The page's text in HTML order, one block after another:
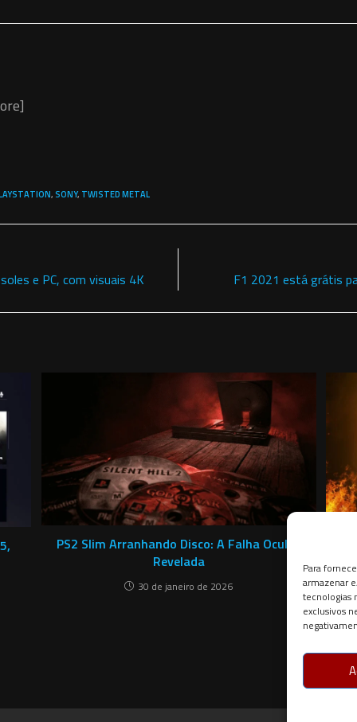
Para
armazenar
tecnologias
exclusivos
,SONY, TWISTED METAL
e PC, com visuais 4K F1 2021 está grátis
PS2 Slim Arranhando Disco: A Falha Oculta
Revelada
30 de janeiro de 2026